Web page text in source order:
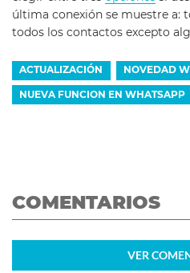
última conexión se muestre a:
todos los contactos excepto
ACTUALIZACIÓN NOVEDAD
NUEVA FUNCION EN WHATSAPP
COMENTARIOS
VER